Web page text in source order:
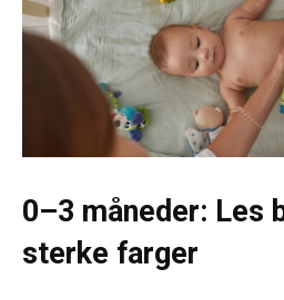
0–3 måneder: Les
sterke farger